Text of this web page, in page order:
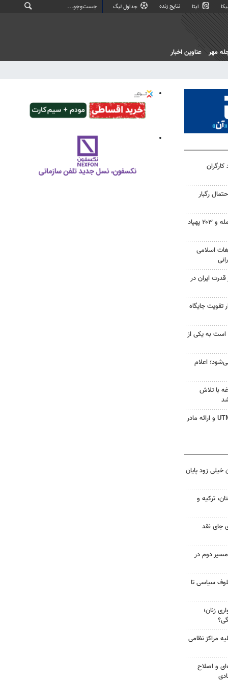
ایتا نتایج زنده جداول لیگ
مهر عناوین اخبار
رگبار
روسیه: به ۳ کشتی اوکراین حمله و ۲۰۳ پهپاد
اسلامی
ایران در
تقویت جایگاه
است به یکی از
اعلام
با تلاش
جزئیات ثبت ادعا، تهیه نقشه UTM و ارائه مادر
خیلی زود پایان
ترکیه و
جای نقد
دوم در
سیاسی تا
زنان؛
مراکز نظامی
و اصلاح